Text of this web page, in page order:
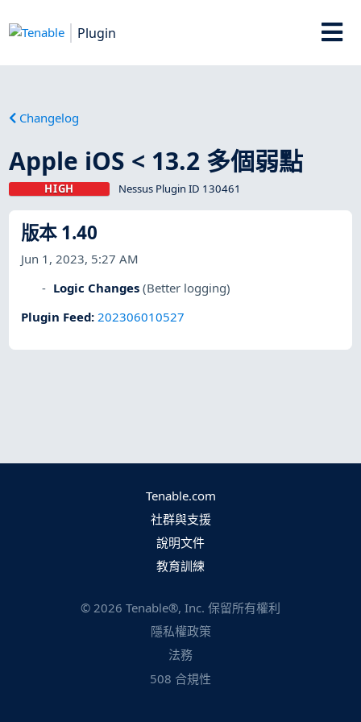
Plugin
Changelog
Apple iOS < 13.2 多個弱點
HIGH Nessus Plugin ID 130461
版本 1.40
Jun 1, 2023, 5:27 AM
Logic Changes (Better logging)
Plugin Feed:202306010527
Tenable.com
社群與支援
說明文件
教育訓練
© 2026 Tenable®, Inc. 保留所有權利
隱私權政策
法務
508 合規性